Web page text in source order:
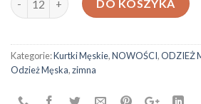
DO KOSZYKA
Kategorie:Kurtki Męskie,NOWOŚCI,ODZIEŻ
Odzież Męska,zimna